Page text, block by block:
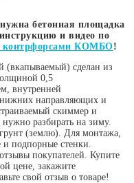
бетонная площадка
и видео по
контрфорсами КОМБО!
(вкапываемый) сделан из
0,5
внутренней
направляющих и
скиммер и
разбирать на зиму.
(землю). Для монтажа,
и подпорные стенки.
покупателей. Купите
цене, закажите
свой отзыв о товаре!